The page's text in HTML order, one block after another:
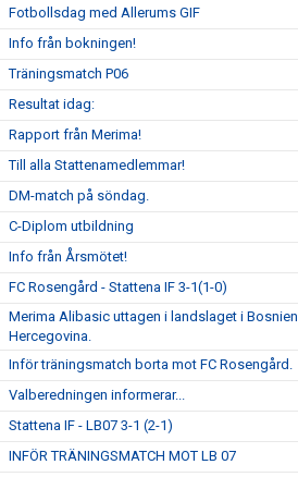
Fotbollsdag med Allerums GIF
Info från bokningen!
Träningsmatch P06
Resultat idag:
Rapport från Merima!
Till alla Stattenamedlemmar!
DM-match på söndag.
C-Diplom utbildning
Info från Årsmötet!
FC Rosengård - Stattena IF 3-1(1-0)
Merima Alibasic uttagen i landslaget i Bosnien
Hercegovina.
Inför träningsmatch borta mot FC Rosengård.
Valberedningen informerar...
Stattena IF - LB07 3-1 (2-1)
INFÖR TRÄNINGSMATCH MOT LB 07